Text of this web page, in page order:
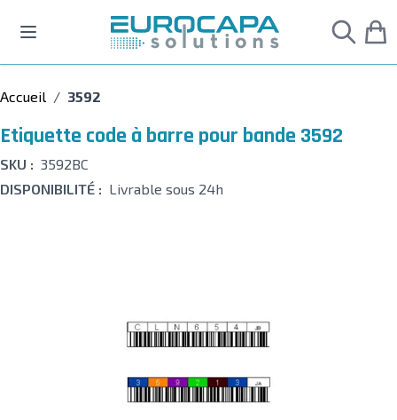
Accueil / 3592
Etiquette code à barre pour bande 3592
SKU : 3592BC
DISPONIBILITÉ : Livrable sous 24h